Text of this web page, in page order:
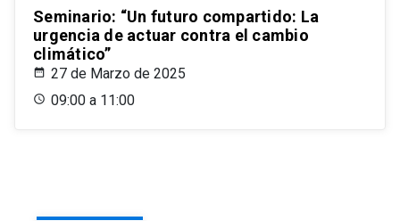
Seminario: “Un futuro compartido: La
urgencia de actuar contra el cambio
climático”
27 de Marzo de 2025
09:00 a 11:00